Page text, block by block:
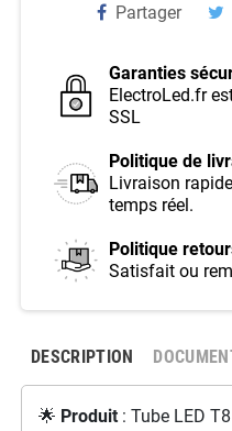
Partager
Garanties
ElectroLed.fr
SSL
Politique de
Livraison
temps réel.
Politique
Satisfait ou
DESCRIPTION
🌟 Produit: Tube LED